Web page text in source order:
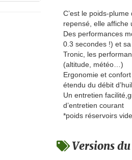
C’est le poids-
repensé, elle affiche
Des performances
0.3 secondes !) et
Tronic, les
(altitude, météo…)
Ergonomie et
étendu du débit
Un entretien
d’entretien courant
*poids réservoirs
Versions